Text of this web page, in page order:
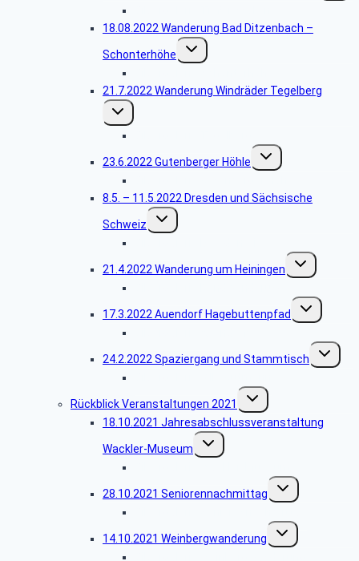
18.08.2022 Wanderung Bad Ditzenbach –
Schonterhöhe
Untermenü
umschalten
21.7.2022 Wanderung Windräder Tegelberg
Untermenü
umschalten
23.6.2022 Gutenberger Höhle
Untermenü
umschalten
8.5. – 11.5.2022 Dresden und Sächsische
Schweiz
Untermenü
umschalten
21.4.2022 Wanderung um Heiningen
Untermenü
umschalten
17.3.2022 Auendorf Hagebuttenpfad
Untermenü
umschalten
24.2.2022 Spaziergang und Stammtisch
Rückblick Veranstaltungen 2021
Untermenü
umschalten
18.10.2021 Jahresabschlussveranstaltung
Wackler-Museum
Untermenü
umschalten
28.10.2021 Seniorennachmittag
Untermenü
umschalten
14.10.2021 Weinbergwanderung
Untermenü
umschalten